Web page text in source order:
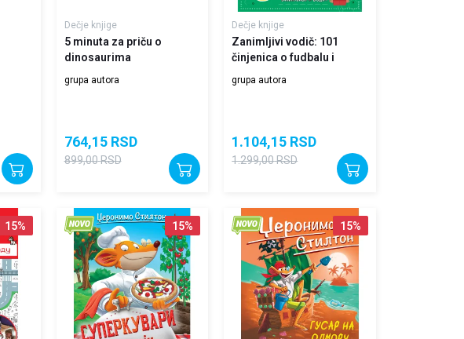
Dečje knjige
5 minuta za priču o
dinosaurima
grupa autora
764,15 RSD
899,00RSD
Dečje knjige
Zanimljivi vodič: 101
činjenica o fudbalu i
grupa autora
1.104,15 RSD
1.299,00RSD
15% 15% 15%